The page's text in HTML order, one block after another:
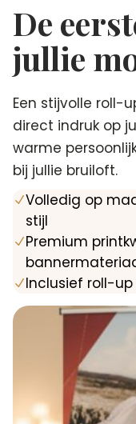
De
jullie
Een stijvolle roll-
direct indruk op
warme
bij jullie bruiloft.
NVolledig op
stijl
NPremium
NInclusief roll-